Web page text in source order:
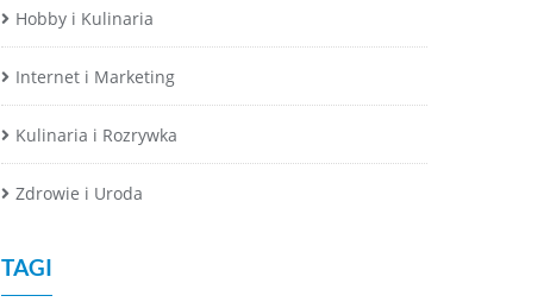
Hobby i Kulinaria
Internet i Marketing
Kulinaria i Rozrywka
Zdrowie i Uroda
TAGI